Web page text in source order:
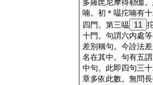
多羅毘尼摩得勒伽
喃。初＊嗢拕喃有
四門。第三嗢
11
十門。句謂六内處
差別稱句。今詮法
名在其中。句有五
中句。此即四句三
章多依此數。無問